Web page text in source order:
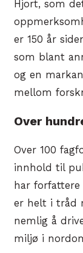
Hjort, som
er 150 år
som blant
og en
mellom
Over
Over 100
innhold til
har
er helt i tråd
nemlig å
miljø i